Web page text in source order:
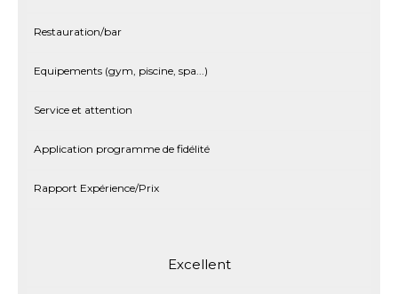
Restauration/bar
Equipements (gym, piscine, spa...)
Service et attention
Application programme de fidélité
Rapport Expérience/Prix
Excellent